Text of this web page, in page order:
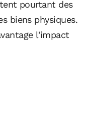
pourtant des
biens physiques.
l'impact